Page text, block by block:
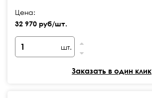
Цена:
32 970 руб/шт.
шт.
Заказать в один клик